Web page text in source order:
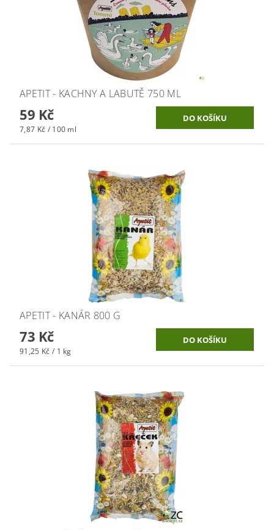
APETIT - KACHNY A LABUTĚ 750 ML
59 Kč
7,87 Kč / 100 ml
APETIT - KANÁR 800 G
73 Kč
91,25 Kč / 1 kg